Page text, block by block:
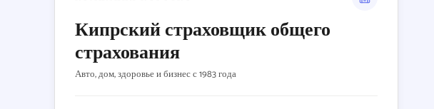
Кипрский страховщик общего
страхования
Авто, дом, здоровье и бизнес с 1983 года